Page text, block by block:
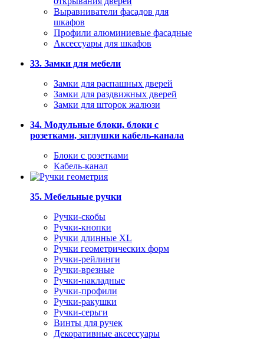
Выравниватели фасадов для
шкафов
Профили алюминиевые фасадные
Аксессуары для шкафов
33. Замки для мебели
Замки для распашных дверей
Замки для раздвижных дверей
Замки для шторок жалюзи
34. Модульные блоки, блоки с
розетками, заглушки кабель-канала
Блоки с розетками
Кабель-канал
35. Мебельные ручки
Ручки-скобы
Ручки-кнопки
Ручки длинные XL
Ручки геометрических форм
Ручки-рейлинги
Ручки-врезные
Ручки-накладные
Ручки-профили
Ручки-ракушки
Ручки-серьги
Винты для ручек
Декоративные аксессуары